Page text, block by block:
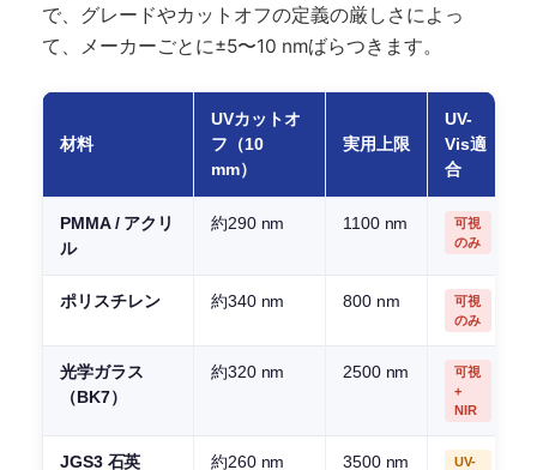
で、グレードやカットオフの定義の厳しさによっ
て、メーカーごとに±5〜10 nmばらつきます。
材料
UVカットオ
フ（10
mm）
実用上限
UV-
Vis適
合
PMMA / アクリ
ル
約290 nm 1100 nm
可視
のみ
ポリスチレン 約340 nm 800 nm
可視
のみ
光学ガラス
（BK7）
約320 nm 2500 nm
可視
+
NIR
JGS3 石英 約260 nm 3500 nm UV-